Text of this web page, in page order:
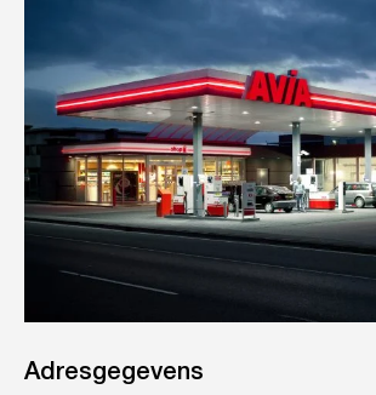
Adresgegevens